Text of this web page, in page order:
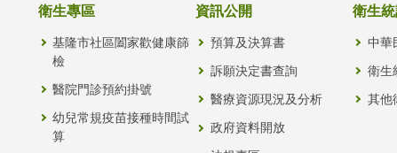
衛生專區
基隆市社區闔家歡健康篩
檢
醫院門診預約掛號
幼兒常規疫苗接種時間試
算
資訊公開
預算及決算書
訴願決定書查詢
醫療資源現況及分析
政府資料開放
衛生
中華
衛生
其他